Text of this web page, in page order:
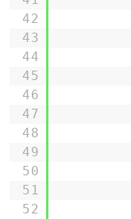
42
43
44
45
46
47
48
49
50
51
52